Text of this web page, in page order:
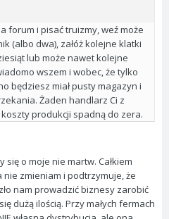
forum i pisać truizmy, weź może
(albo dwa), załóż kolejne klatki
lub może nawet kolejne
wszem i wobec, że tylko
będziesz miał pusty magazyn i
Żaden handlarz Ci z
produkcji spadną do zera.
się o moje nie martw. Całkiem
zmieniam i podtrzymuje, że
nam prowadzić biznesy zarobić
dużą ilością. Przy małych fermach